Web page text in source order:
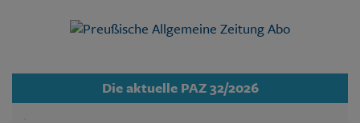
Die aktuelle PAZ 32/2026